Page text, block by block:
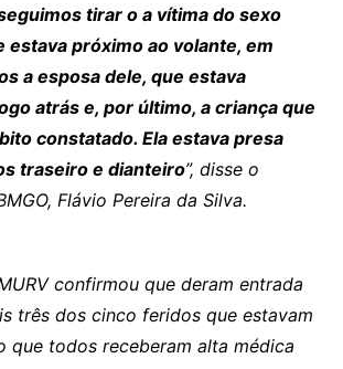
tirar o a vítima do sexo
estava próximo ao volante, em
a esposa dele, que estava
atrás e, por último, a criança que
constatado. Ela estava presa
traseiro e dianteiro”, disse o
Flávio Pereira da Silva.
confirmou que deram entrada
três dos cinco feridos que estavam
que todos receberam alta médica